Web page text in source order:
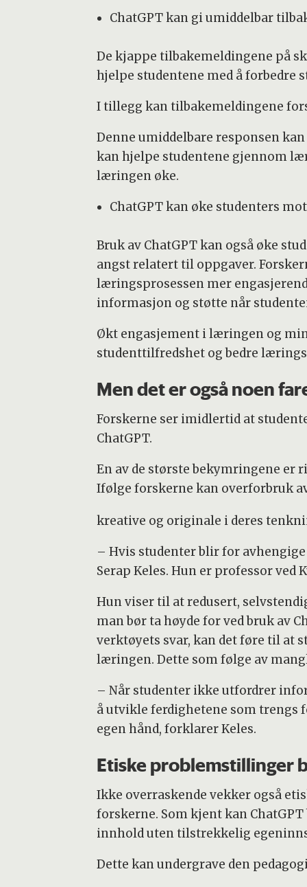
ChatGPT kan gi umiddelbar
De kjappe tilbakemeldingene på
hjelpe studentene med å
I tillegg kan tilbakemeldingene
Denne umiddelbare responsen
kan hjelpe studentene gjennom
læringen øke.
ChatGPT kan øke studenters
Bruk av ChatGPT kan også øke
angst relatert til oppgaver.
læringsprosessen mer
informasjon og støtte når
Økt engasjement i læringen og
studenttilfredshet og bedre
Men det er også noen
Forskerne ser imidlertid at
ChatGPT.
En av de største bekymringene
Ifølge forskerne kan overforbruk
kreative og originale i deres
– Hvis studenter blir for
Serap Keles. Hun er professor
Hun viser til at redusert,
man bør ta høyde for ved bruk av
verktøyets svar, kan det føre til at
læringen. Dette som følge av
– Når studenter ikke utfordrer
å utvikle ferdighetene som trengs
egen hånd, forklarer Keles.
Etiske problemstillinger
Ikke overraskende vekker også
forskerne. Som kjent kan
innhold uten tilstrekkelig
Dette kan undergrave den